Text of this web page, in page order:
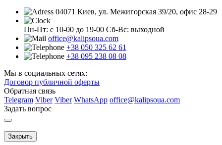
04071 Киев, ул. Межигорская 39/20, офис 28-29
Пн-Пт: с 10-00 до 19-00 Сб-Вс: выходной
office@kalipsoua.com
+38 050 325 62 61
+38 095 238 08 08
Мы в социальных сетях:
Договор публичной оферты
Обратная связь
Telegram Viber Viber WhatsApp office@kalipsoua.com
Задать вопрос
Закрыть